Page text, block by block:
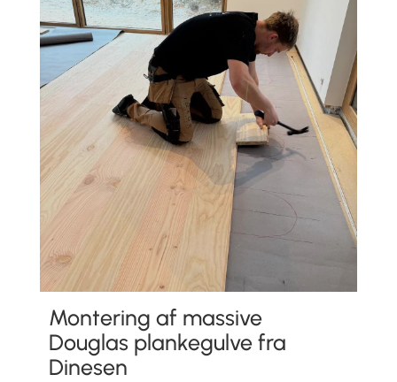
Montering af massive
Douglas plankegulve fra
Dinesen